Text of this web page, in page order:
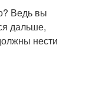
Ведь вы
дальше,
нести